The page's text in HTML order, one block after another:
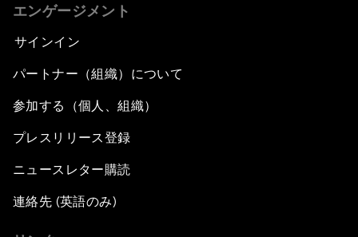
エンゲージメント
サインイン
パートナー（組織）について
参加する（個人、組織）
プレスリリース登録
ニュースレター購読
連絡先 (英語のみ)